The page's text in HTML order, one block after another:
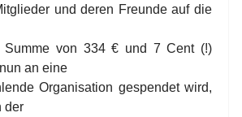
und deren Freunde auf die
Summe von 334 € und 7 Cent (!)
an eine
Organisation gespendet wird,
der